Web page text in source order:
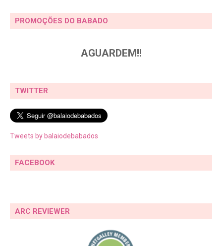
PROMOÇÕES DO BABADO
AGUARDEM!!
TWITTER
Tweets by balaiodebabados
FACEBOOK
ARC REVIEWER